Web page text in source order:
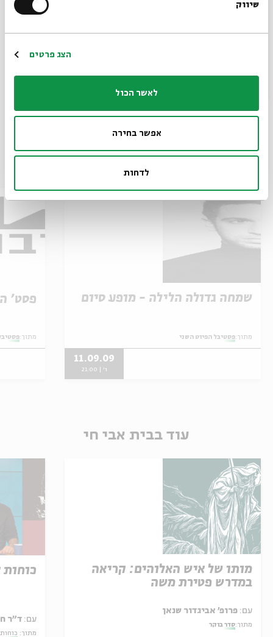
שיווק
הצג פרטים
לאשר הכול
אפשר בחירה
לדחות
היהודית, "בית הילל", קהילות שרות ניגון ופיוט, עלמא,
שיתוף הוספה ליומן הרשמה לאירועים דומים
שמחה גדולה הלילה - מופע סיום
מתוך:פסטיבל הפיוט השני
11.09.09
ו' | 21:00
פסט'
מתוך:
עוד בבית אבי חי
מותו של איש האלוהים: קריאה
במדרש פטירת משה
עם:
מתוך:סדר בוקר
עם: ד"ר
מתוך: